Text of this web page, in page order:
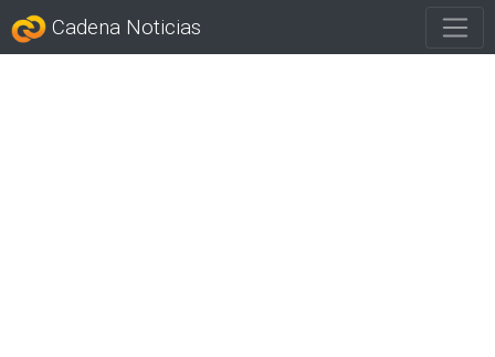
Cadena Noticias